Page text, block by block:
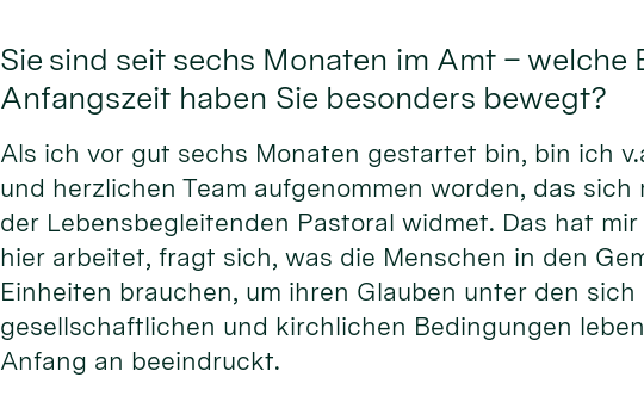
Sie sind seit sechs Monaten im Amt – welche
Anfangszeit haben Sie besonders bewegt?
Als ich vor gut sechs Monaten gestartet bin, bin ich
und herzlichen Team aufgenommen worden, das
der Lebensbegleitenden Pastoral widmet. Das hat
hier arbeitet, fragt sich, was die Menschen in den
Einheiten brauchen, um ihren Glauben unter den
gesellschaftlichen und kirchlichen Bedingungen
Anfang an beeindruckt.